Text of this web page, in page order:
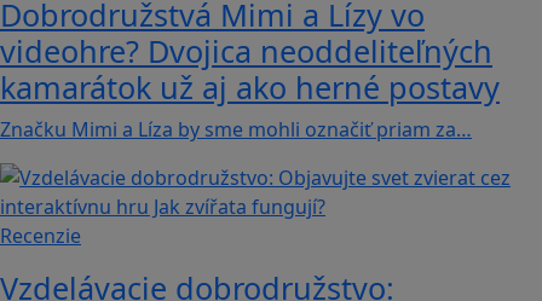
Dobrodružstvá Mimi a Lízy vo
videohre? Dvojica neoddeliteľných
kamarátok už aj ako herné postavy
Značku Mimi a Líza by sme mohli označiť priam za…
Recenzie
Vzdelávacie dobrodružstvo: